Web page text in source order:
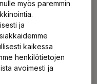
ja
myös paremmin
ja
kaikessa
henkilötietojen
avoimesti ja